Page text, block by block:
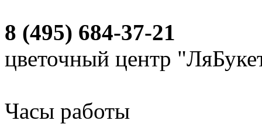
8 (495) 684-37-21
цветочный центр
Часы работы